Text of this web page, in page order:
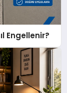
Engellenir?